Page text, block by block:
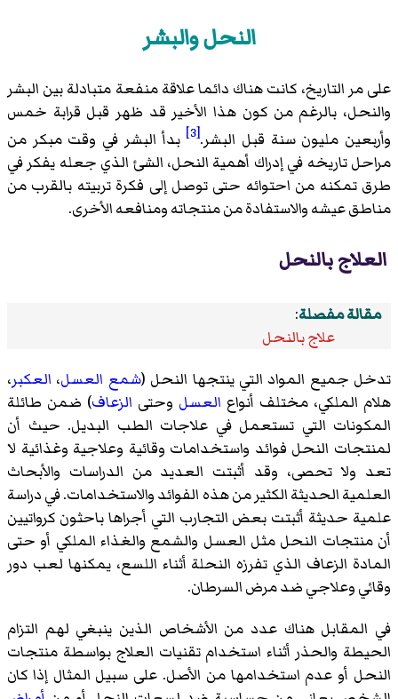
النحل والبشر
على مر التاريخ، كانت هناك دائما علاقة منفعة متبادلة بين البشر
والنحل، بالرغم من كون هذا الأخير قد ظهر قبل قرابة خمس
وأربعين مليون سنة قبل البشر.[3]
بدأ البشر في وقت مبكر من
مراحل تاريخه في إدراك أهمية النحل، الشئ الذي جعله يفكر في
طرق تمكنه من احتوائه حتى توصل إلى فكرة تربيته بالقرب من
مناطق عيشه والاستفادة من منتجاته ومنافعه الأخرى.
العلاج بالنحل
مقالة مفصلة:
علاج بالنحل
تدخل جميع المواد التي ينتجها النحل (شمع العسل، العكبر،
هلام الملكي، مختلف أنواع العسل وحتى الزعاف) ضمن طائلة
المكونات التي تستعمل في علاجات الطب البديل. حيث أن
لمنتجات النحل فوائد واستخدامات وقائية وعلاجية وغذائية لا
تعد ولا تحصى، وقد أثبتت العديد من الدراسات والأبحاث
العلمية الحديثة الكثير من هذه الفوائد والاستخدامات. في دراسة
علمية حديثة أثبتت بعض التجارب التي أجراها باحثون كرواتيين
أن منتجات النحل مثل العسل والشمع والغذاء الملكي أو حتى
المادة الزعاف الذي تفرزه النحلة أثناء اللسع، يمكنها لعب دور
وقائي وعلاجي ضد مرض السرطان.
في المقابل هناك عدد من الأشخاص الذين ينبغي لهم التزام
الحيطة والحذر أثناء استخدام تقنيات العلاج بواسطة منتجات
النحل أو عدم استخدامها من الأصل. على سبيل المثال إذا كان